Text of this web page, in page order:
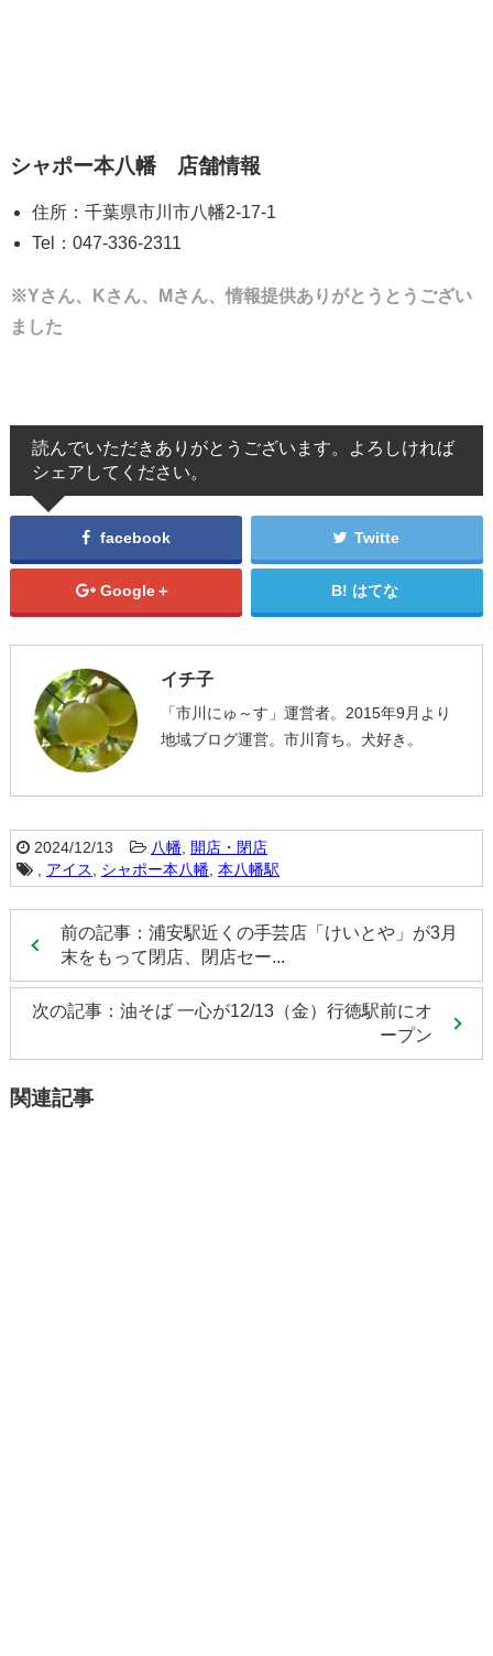
シャポー本八幡 店舗情報
住所：千葉県市川市八幡2-17-1
Tel：047-336-2311
※Yさん、Kさん、Mさん、情報提供ありがとうとうござい
ました
読んでいただきありがとうございます。よろしければ
シェアしてください。
facebook Twitte
Google＋ はてな
イチ子
「市川にゅ～す」運営者。2015年9月より
地域ブログ運営。市川育ち。犬好き。
2024/12/13 八幡, 開店・閉店
, アイス シャポー本八幡, 本八幡駅
前の記事：浦安駅近くの手芸店「けいとや」が3月
末をもって閉店、閉店セー...
次の記事：油そば 一心が12/13（金）行徳駅前にオ
ープン
関連記事